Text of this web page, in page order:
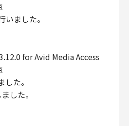
ました。
for Avid Media Access
た。
した。